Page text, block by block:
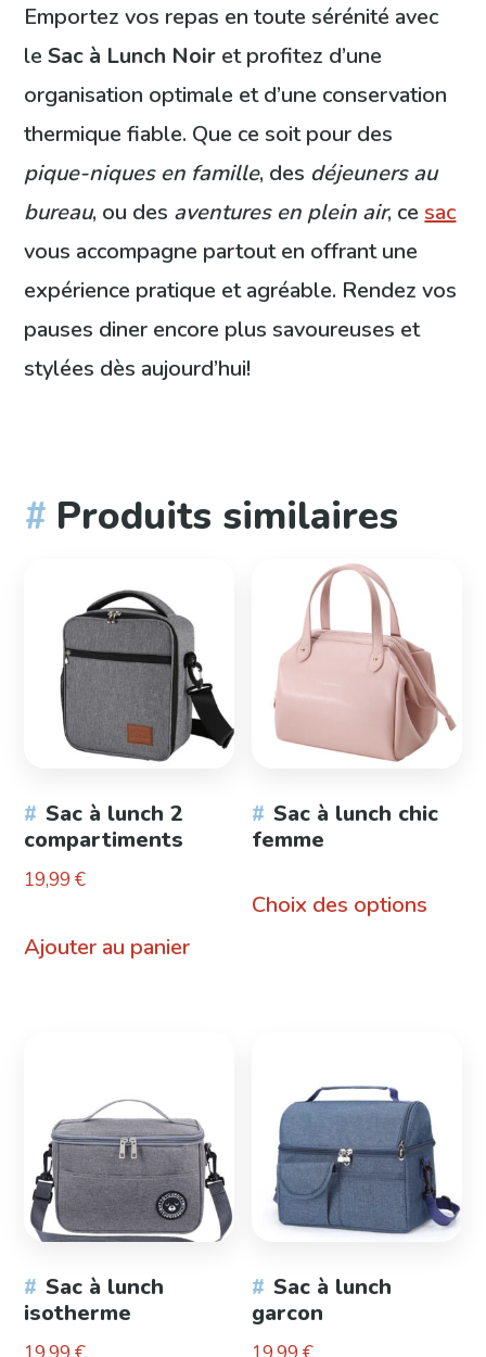
Emportez vos repas en toute sérénité avec
leSac à Lunch Noir et profitez d’une
organisation optimale et d’une conservation
thermique fiable. Que ce soit pour des
pique-niques en famille, des déjeuners au
bureau, ou des aventures en plein air, ce sac
vous accompagne partout en offrant une
expérience pratique et agréable. Rendez vos
pauses diner encore plus savoureuses et
stylées dès aujourd’hui!
Produits similaires
Sac à lunch 2
compartiments
19,99€
Ajouter au panier
Sac à lunch chic
femme
Choix des options
être
Sac à lunch
isotherme
Sac à lunch
garcon